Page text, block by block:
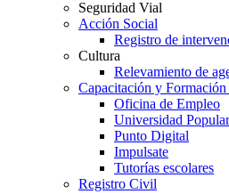
Seguridad Vial
Acción Social
Registro de
Cultura
Relevamiento de
Capacitación y
Oficina de Empleo
Universidad Popular
Punto Digital
Impulsate
Tutorías escolares
Registro Civil